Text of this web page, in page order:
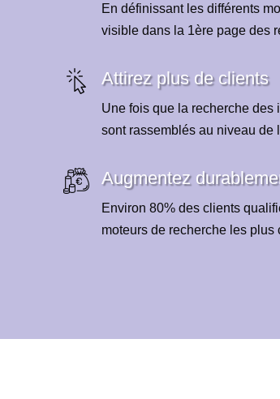
En définissant les différents
visible dans la 1ère page des
Attirez plus de clients
Une fois que la recherche des
sont rassemblés au niveau de
Augmentez
Environ 80% des clients
moteurs de recherche les